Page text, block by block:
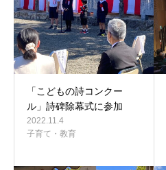
「こどもの詩コンクー
ル」詩碑除幕式に参加
2022.11.4
子育て・教育